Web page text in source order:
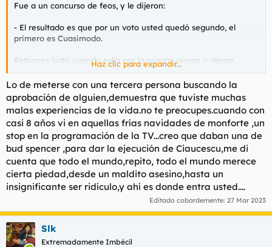
Fue a un concurso de feos, y le dijeron:
- El resultado es que por un voto usted quedó segundo, el
primero es Cuasimodo.
Entonces justo cuando salía por la puerta, airoso y alegre,
escuchó:
- Oiga.
- Sí.
- Mire que me comunican que hubo un error ya que uno de los
votantes padece Parkinson, quiso votarle a usted en vez de a
Cuasimodo y ya hemos corregido el resultado.
Haz clic para expandir...
Lo de meterse con una tercera persona buscando la
aprobación de alguien,demuestra que tuviste muchas
malas experiencias de la vida.no te preocupes.cuando con
casi 8 años vi en aquellas frías navidades de monforte ,un
stop en la programación de la TV...creo que daban una de
bud spencer ,para dar la ejecución de Ciaucescu,me di
cuenta que todo el mundo,repito, todo el mundo merece
cierta piedad,desde un maldito asesino,hasta un
insignificante ser ridículo,y ahí es donde entra usted....
Editado cobardemente: 27 Mar 2023
Slk
Extremadamente Imbécil